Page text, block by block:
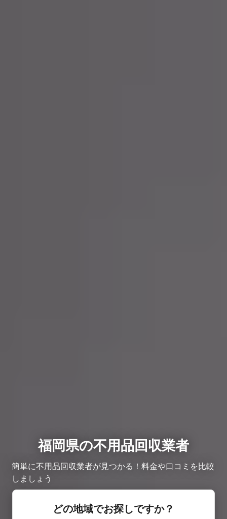
福岡県の不用品回収業者
簡単に不用品回収業者が見つかる！料金や口コミを比較
しましょう
どの地域でお探しですか？